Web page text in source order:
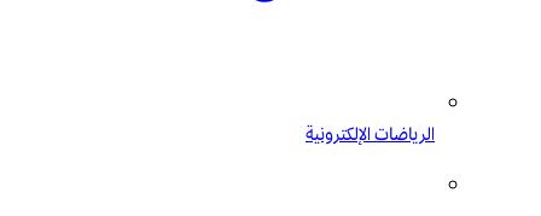
الرياضات الإلكترونية